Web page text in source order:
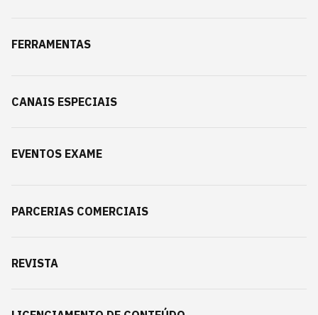
FERRAMENTAS
CANAIS ESPECIAIS
EVENTOS EXAME
PARCERIAS COMERCIAIS
REVISTA